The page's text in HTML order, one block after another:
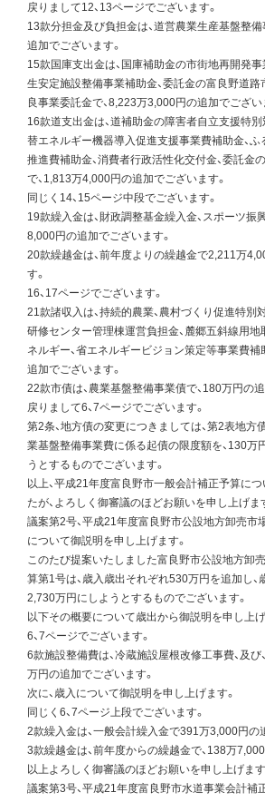
戻りまして12、13ページでございます。
13款分担金及び負担金は、道営農業生産基盤整
追加でございます。
15款国庫支出金は、国庫補助金の市街地再開発事
生安定施設整備事業補助金、委託金の富良野道
良事業委託金で、8,223万3,000円の追加でござい
16款道支出金は、道補助金の障害者自立支援特
替エネルギー機器導入促進支援事業費補助金、
推進費補助金、消費者行政活性化交付金、委託金
で、1,813万4,000円の追加でございます。
同じく14、15ページ中段でございます。
19款繰入金は、財政調整基金繰入金、スポーツ振
8,000円の追加でございます。
20款繰越金は、前年度よりの繰越金で2,211万
す。
16、17ページでございます。
21款諸収入は、持続的農業、農村づくり促進特別
研修センター管理棟運営負担金、麓郷五斜線用地
ネルギー、省エネルギービジョン策定等事業費
追加でございます。
22款市債は、農業基盤整備事業債で、180万円の
戻りまして6、7ページでございます。
第2条、地方債の変更につきましては、第2表地方
業基盤整備事業費に係る起債の限度額を、130万
うとするものでございます。
以上、平成21年度富良野市一般会計補正予算に
たが、よろしく御審議のほどお願いを申し上げま
議案第2号、平成21年度富良野市公設地方卸売市
について御説明を申し上げます。
このたび提案いたしました富良野市公設地方卸
算第1号は、歳入歳出それぞれ530万円を追加し、
2,730万円にしようとするものでございます。
以下その概要について歳出から御説明を申し上げ
6、7ページでございます。
6款施設整備費は、冷蔵施設屋根改修工事費、及び
万円の追加でございます。
次に、歳入について御説明を申し上げます。
同じく6、7ページ上段でございます。
2款繰入金は、一般会計繰入金で391万3,000円の
3款繰越金は、前年度からの繰越金で、138万
以上よろしく御審議のほどお願いを申し上げます
議案第3号、平成21年度富良野市水道事業会計補